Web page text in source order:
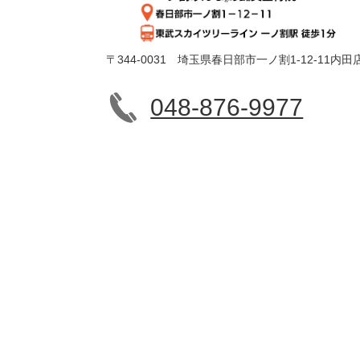
〒344-0031 埼玉県春日部市一ノ割1-12-11内田
048-876-9977